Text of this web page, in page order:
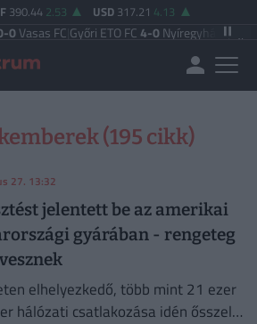
390.44 2.53 USD 317.21 4.13
FC| Győri ETO FC4-0 Nyíregyháza Újpest
(195 cikk)
27. 13:32
jelentett be az amerikai
gyárában - rengeteg
elhelyezkedő, több mint 21 ezer
hálózati csatlakozása idén ősszel